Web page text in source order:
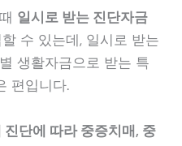
일시로 받는 진단자금
수 있는데, 일시로 받는
생활자금으로 받는 특
편입니다.
진단에 따라 중증치매, 중